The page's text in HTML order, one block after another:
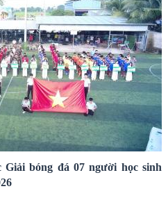
bóng đá 07 người học sinh